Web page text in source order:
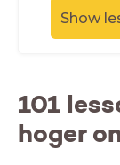
Show
101
hoger